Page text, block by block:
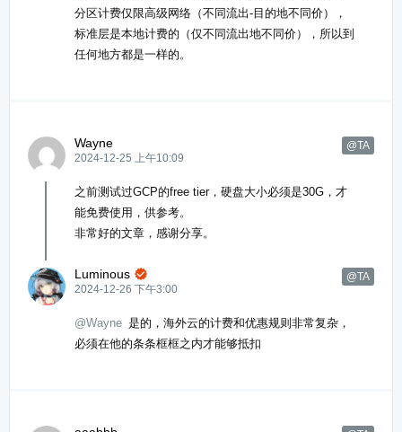
分区计费仅限高级网络（不同流出-目的地不同价），
标准层是本地计费的（仅不同流出地不同价），所以到
任何地方都是一样的。
Wayne
@TA
2024-12-25 上午10:09
之前测试过GCP的free tier，硬盘大小必须是30G，才
能免费使用，供参考。
非常好的文章，感谢分享。
Luminous @TA

2024-12-26 下午3:00
@Wayne 是的，海外云的计费和优惠规则非常复杂，
必须在他的条条框框之内才能够抵扣